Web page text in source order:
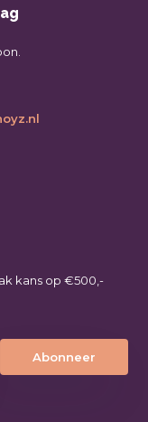
kans op €500,-
Abonneer